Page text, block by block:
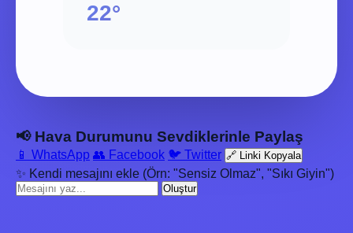
22°
📢 Hava Durumunu Sevdiklerinle Paylaş
📱 WhatsApp 👥 Facebook 🐦 Twitter 🔗 Linki Kopyala
✨ Kendi mesajını ekle (Örn: "Sensiz Olmaz", "Sıkı Giyin")
Oluştur